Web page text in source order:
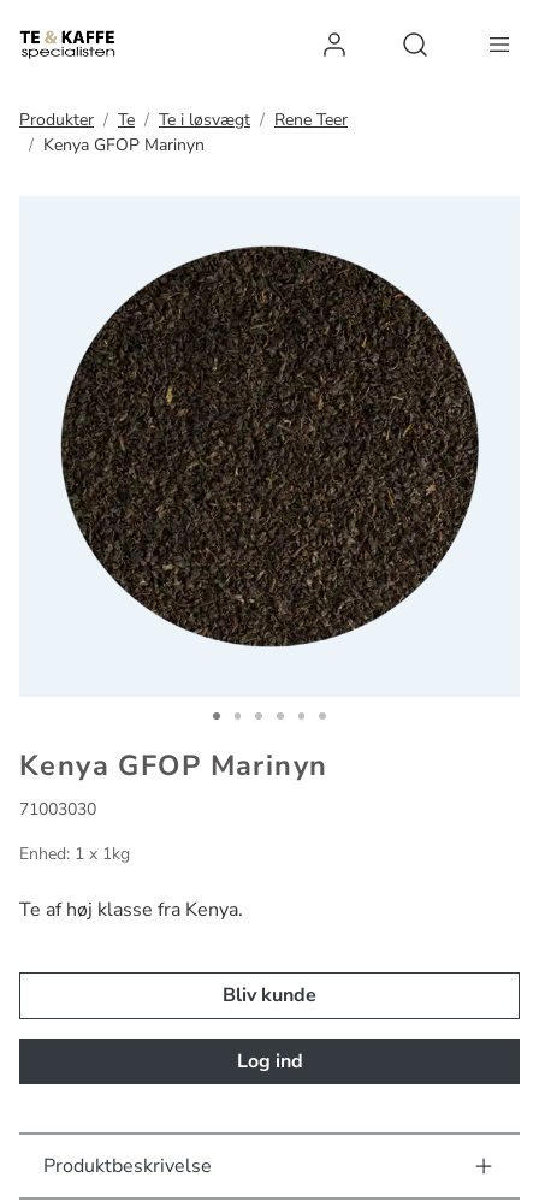
Log ind
Produkter Te Te i løsvægt
Rene Teer
Kenya GFOP Marinyn
Kenya GFOP Marinyn
71003030
Enhed: 1 x 1kg
Te af høj klasse fra Kenya.
Bliv kunde
Log ind
Produktbeskrivelse